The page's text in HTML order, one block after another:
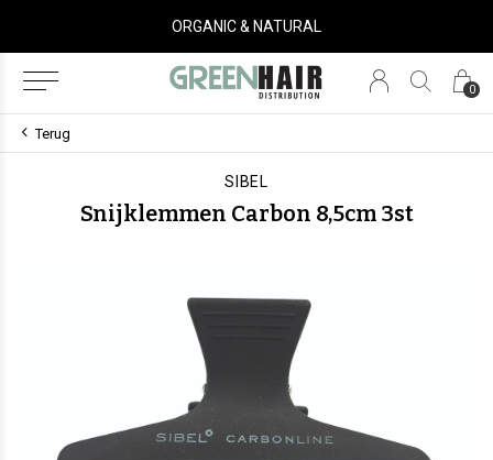
0
ORGANIC & NATURAL
Terug
SIBEL
Snijklemmen Carbon 8,5cm 3st